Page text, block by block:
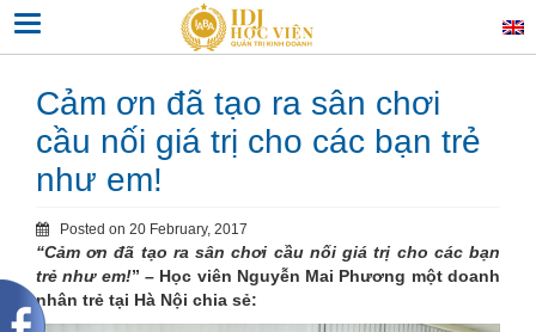
Skip
content
Toggle navigation
Cảm ơn đã tạo ra sân chơi
cầu nối giá trị cho các bạn trẻ
như em!
Posted on 20 February, 2017
“Cảm ơn đã tạo ra sân chơi cầu nối giá trị cho các bạn
trẻ như em!” – Học viên Nguyễn Mai Phương một doanh
nhân trẻ tại Hà Nội chia sẻ: